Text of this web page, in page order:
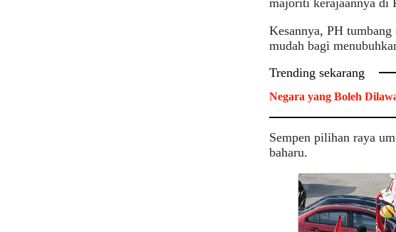
Kesannya, PH
mudah bagi
Trending sekarang
Negara yang Boleh
Sempen pilihan raya
baharu.